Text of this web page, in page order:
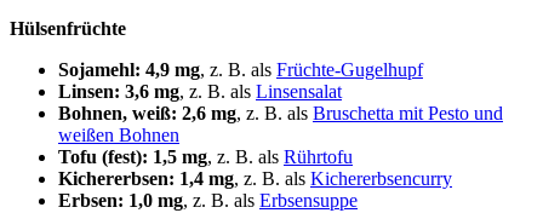
Hülsenfrüchte
Sojamehl: 4,9 mg, z. B. als Früchte-Gugelhupf
Linsen: 3,6 mg, z. B. als Linsensalat
Bohnen, weiß: 2,6 mg, z. B. als Bruschetta mit Pesto und
weißen Bohnen
Tofu (fest): 1,5 mg, z. B. als Rührtofu
Kichererbsen: 1,4 mg, z. B. als Kichererbsencurry
Erbsen: 1,0 mg, z. B. als Erbsensuppe